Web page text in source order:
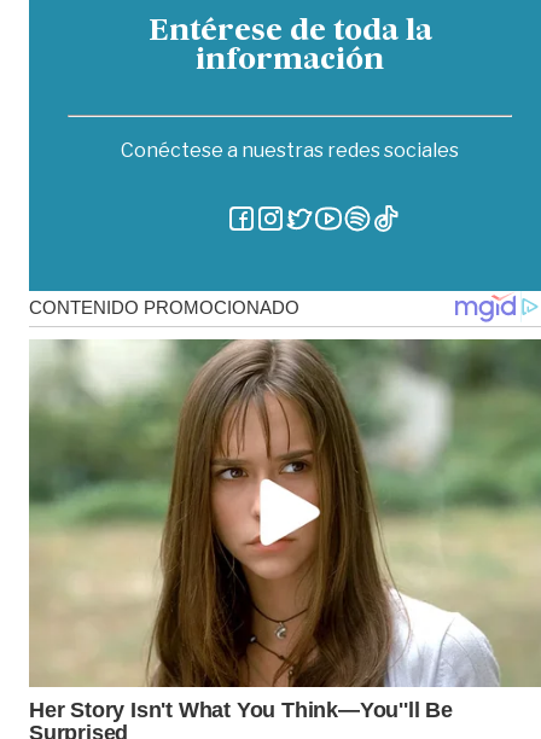
Entérese de toda la
información
Conéctese a nuestras redes sociales